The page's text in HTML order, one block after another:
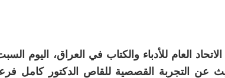
عن التجربة القصصية للقاص الدكتور كامل